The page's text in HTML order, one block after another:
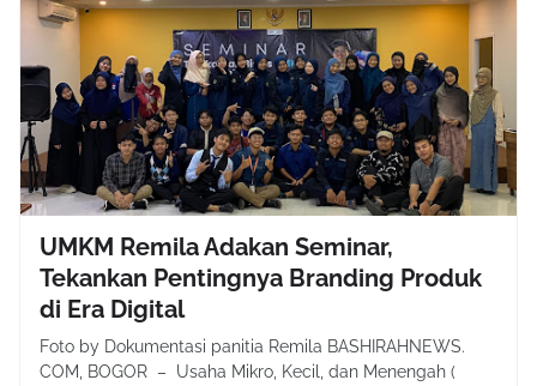
UMKM Remila Adakan Seminar,
Tekankan Pentingnya Branding Produk
di Era Digital
Foto by Dokumentasi panitia Remila BASHIRAHNEWS.
COM, BOGOR – Usaha Mikro, Kecil, dan Menengah (